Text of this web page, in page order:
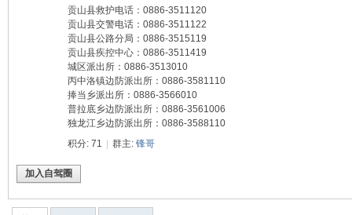
贡山县救护电话：0886-3511120
贡山县交警电话：0886-3511122
贡山县公路分局：0886-3515119
贡山县疾控中心：0886-3511419
城区派出所：0886-3513010
丙中洛镇边防派出所：0886-3581110
捧当乡派出所：0886-3566010
普拉底乡边防派出所：0886-3561006
独龙江乡边防派出所：0886-3588110
积分: 71
群主: 锋哥
加入自驾圈